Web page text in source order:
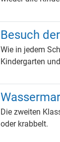
Besuch
Wie in jedem
Kindergarten
Die zweiten
oder krabbelt.